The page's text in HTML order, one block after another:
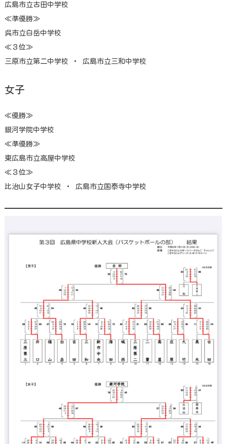
広島市立古田中学校
≪準優勝≫
呉市立白岳中学校
≪３位≫
三原市立第二中学校 ・ 広島市立三和中学校
女子
≪優勝≫
銀河学院中学校
≪準優勝≫
東広島市立高屋中学校
≪３位≫
比治山女子中学校 ・ 広島市立国泰寺中学校